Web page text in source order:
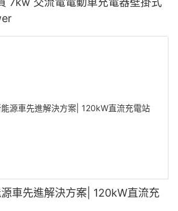
車先進解決方案| 120kW直流充